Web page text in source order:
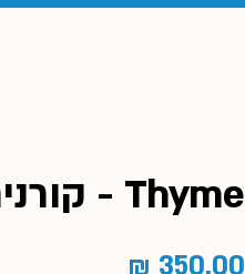
Thyme - קורנית לסוס